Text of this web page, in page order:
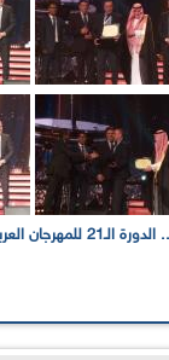
بالصور... الدورة